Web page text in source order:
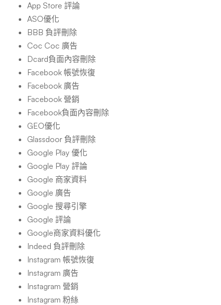
App Store 評論
ASO優化
BBB 負評刪除
Coc Coc 廣告
Dcard負面內容刪除
Facebook 帳號恢復
Facebook 廣告
Facebook 營銷
Facebook負面內容刪除
GEO優化
Glassdoor 負評刪除
Google Play 優化
Google Play 評論
Google 商家資料
Google 廣告
Google 搜尋引擎
Google 評論
Google商家資料優化
Indeed 負評刪除
Instagram 帳號恢復
Instagram 廣告
Instagram 營銷
Instagram 粉絲